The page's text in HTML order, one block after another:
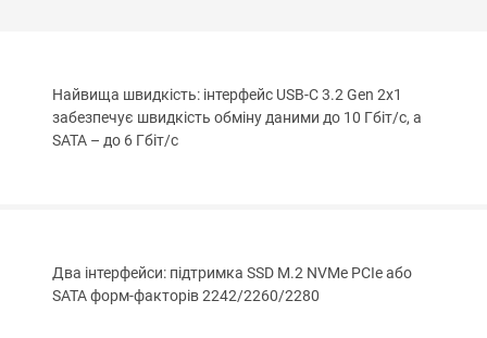
Найвища швидкість: інтерфейс USB-C 3.2 Gen 2x1
забезпечує швидкість обміну даними до 10 Гбіт/с, а
SATA – до 6 Гбіт/с
Два інтерфейси: підтримка SSD M.2 NVMe PCIe або
SATA форм-факторів 2242/2260/2280